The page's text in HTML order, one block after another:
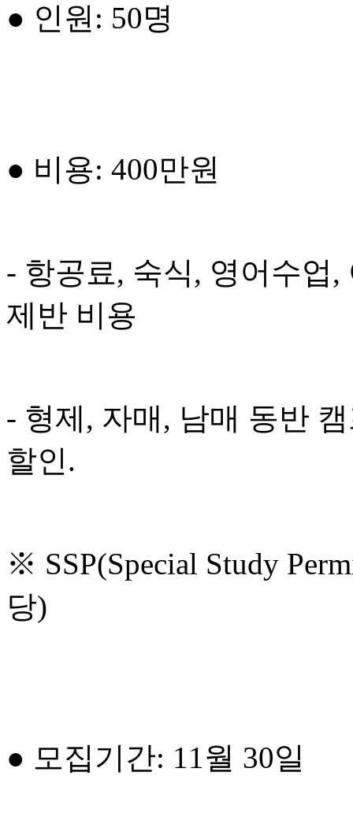
● 인원: 50명
● 비용: 400만원
- 항공료, 숙식, 영어수업,
제반 비용
- 형제, 자매, 남매 동반
할인.
※ SSP(Special Study
당)
● 모집기간: 11월 30일